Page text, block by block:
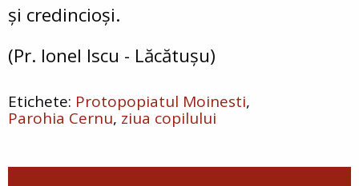
și credincioși.
(Pr. Ionel Iscu - Lăcătușu)
Protopopiatul Moinesti
Parohia Cernu ziua copilului